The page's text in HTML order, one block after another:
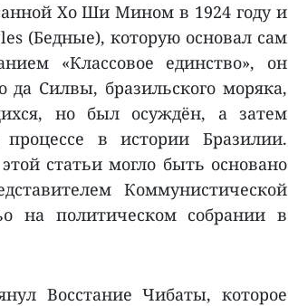
Хо Ши Мином в 1924 году и
(Бедные), которую основал сам
«Классовое единство», он
да Силвы, бразильского моряка,
но был осуждён, а затем
в истории Бразилии.
статьи могло быть основано
Коммунистической
на политическом собрании в
Восстание Чибаты, которое